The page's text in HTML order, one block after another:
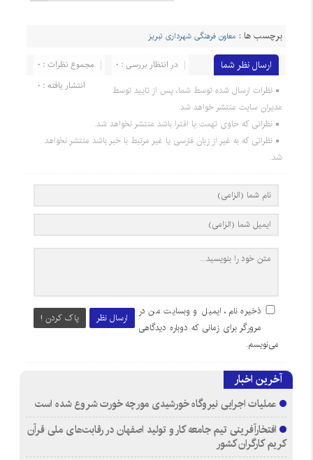
برچسب ها : معاون فرهنگی شهرداری تبریز
ارسال نظر شما مجموع نظرات : 0
در انتظار بررسی : 0
انتشار یافته : 0
نظرات ارسال شده توسط شما، پس از تایید توسط
مدیران سایت منتشر خواهد شد.
نظراتی که حاوی تهمت یا افترا باشد منتشر نخواهد شد.
نظراتی که به غیر از زبان فارسی یا غیر مرتبط با خبر باشد منتشر نخواهد
شد.
ارسال نظر پاک کردن !
ذخیره نام، ایمیل و وبسایت من در
مرورگر برای زمانی که دوباره دیدگاهی
می‌نویسم.
آخرین اخبار
عملیات اجرایی نیروگاه خورشیدی مورچه خورت شروع شده است
افتخارآفرینی تیم جامعه کار و تولید اصفهان در رقابت‌های ملی قرآن
کریم کارگران کشور